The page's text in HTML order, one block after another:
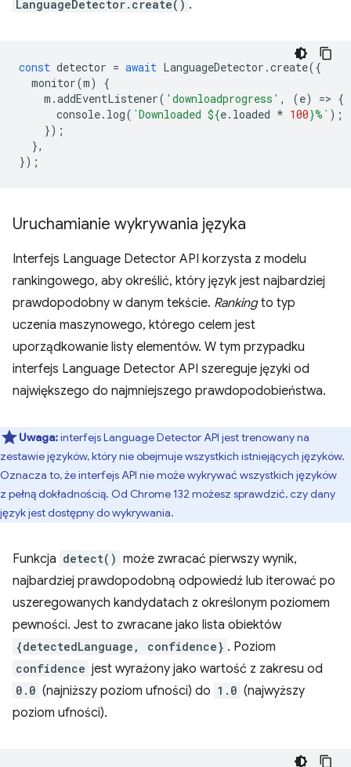
LanguageDetector.create() .
const detector = await LanguageDetector .create({
monitor(m)
{
m .addEventListener( 'downloadprogress' , (e) => {
console. log( `Downloaded ${e. loaded * 100}%` );
});
},
});
Uruchamianie wykrywania języka
Interfejs Language Detector API korzysta z modelu
rankingowego, aby określić, który język jest najbardziej
prawdopodobny w danym tekście. Rankingto typ
uczenia maszynowego, którego celem jest
uporządkowanie listy elementów. W tym przypadku
interfejs Language Detector API szereguje języki od
największego do najmniejszego prawdopodobieństwa.
Uwaga:interfejs Language Detector API jest trenowany na
zestawie języków, który nie obejmuje wszystkich istniejących języków.
Oznacza to, że interfejs API nie może wykrywać wszystkich języków
z pełną dokładnością. Od Chrome 132 możesz sprawdzić, czy dany
język jest dostępny do wykrywania.
Funkcja detect() może zwracać pierwszy wynik,
najbardziej prawdopodobną odpowiedź lub iterować po
uszeregowanych kandydatach z określonym poziomem
pewności. Jest to zwracane jako lista obiektów
{detectedLanguage, confidence} . Poziom
confidence jest wyrażony jako wartość z zakresu od
0.0 (najniższy poziom ufności) do 1.0 (najwyższy
poziom ufności).